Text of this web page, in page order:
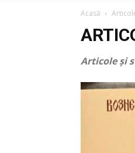
Acasă
Articole şi